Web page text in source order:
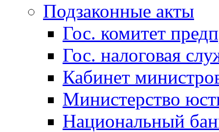
Подзаконные акты
Гос. комитет
Гос. налоговая
Кабинет
Министерство
Национальный